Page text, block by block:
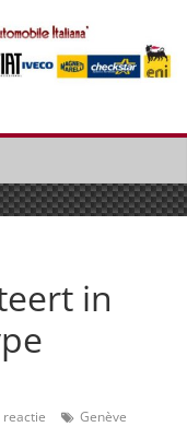
in
reactie
Genève